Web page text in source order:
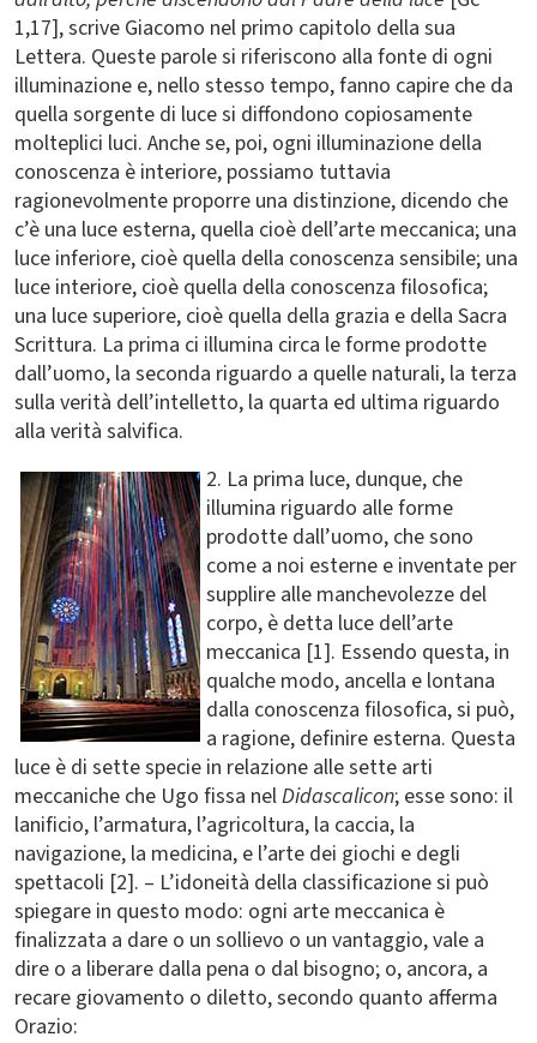
1,17], scrive Giacomo nel primo capitolo della sua
Lettera. Queste parole si riferiscono alla fonte di ogni
illuminazione e, nello stesso tempo, fanno capire che da
quella sorgente di luce si diffondono copiosamente
molteplici luci. Anche se, poi, ogni illuminazione della
conoscenza è interiore, possiamo tuttavia
ragionevolmente proporre una distinzione, dicendo che
c’è una luce esterna, quella cioè dell’arte meccanica; una
luce inferiore, cioè quella della conoscenza sensibile; una
luce interiore, cioè quella della conoscenza filosofica;
una luce superiore, cioè quella della grazia e della Sacra
Scrittura. La prima ci illumina circa le forme prodotte
dall’uomo, la seconda riguardo a quelle naturali, la terza
sulla verità dell’intelletto, la quarta ed ultima riguardo
alla verità salvifica.
2. La prima luce, dunque, che
illumina riguardo alle forme
prodotte dall’uomo, che sono
come a noi esterne e inventate per
supplire alle manchevolezze del
corpo, è detta luce dell’arte
meccanica [1]. Essendo questa, in
qualche modo, ancella e lontana
dalla conoscenza filosofica, si può,
a ragione, definire esterna. Questa
luce è di sette specie in relazione alle sette arti
meccaniche che Ugo fissa nelDidascalicon; esse sono: il
lanificio, l’armatura, l’agricoltura, la caccia, la
navigazione, la medicina, e l’arte dei giochi e degli
spettacoli [2]. – L’idoneità della classificazione si può
spiegare in questo modo: ogni arte meccanica è
finalizzata a dare o un sollievo o un vantaggio, vale a
dire o a liberare dalla pena o dal bisogno; o, ancora, a
recare giovamento o diletto, secondo quanto afferma
Orazio: